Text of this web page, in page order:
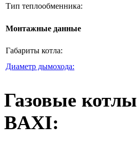
Тип теплообменника:
Монтажные данные
Габариты котла:
Диаметр дымохода:
Газовые котлы
BAXI: